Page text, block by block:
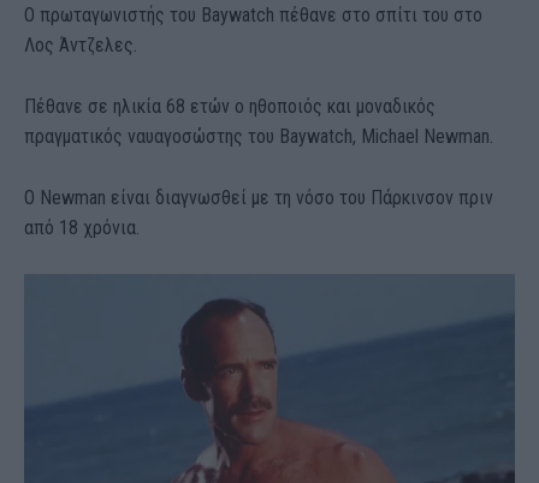
Ο πρωταγωνιστής του Baywatch πέθανε στο σπίτι του στο
Λος Άντζελες.
Πέθανε σε ηλικία 68 ετών ο ηθοποιός και μοναδικός
πραγματικός ναυαγοσώστης του Baywatch, Michael Newman.
O Νewman είναι διαγνωσθεί με τη νόσο του Πάρκινσον πριν
από 18 χρόνια.